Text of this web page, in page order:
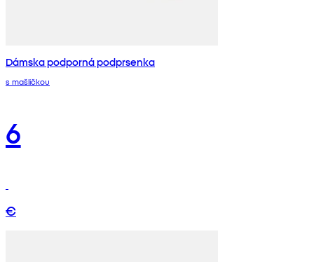
Dámska podporná podprsenka
s mašličkou
6
€